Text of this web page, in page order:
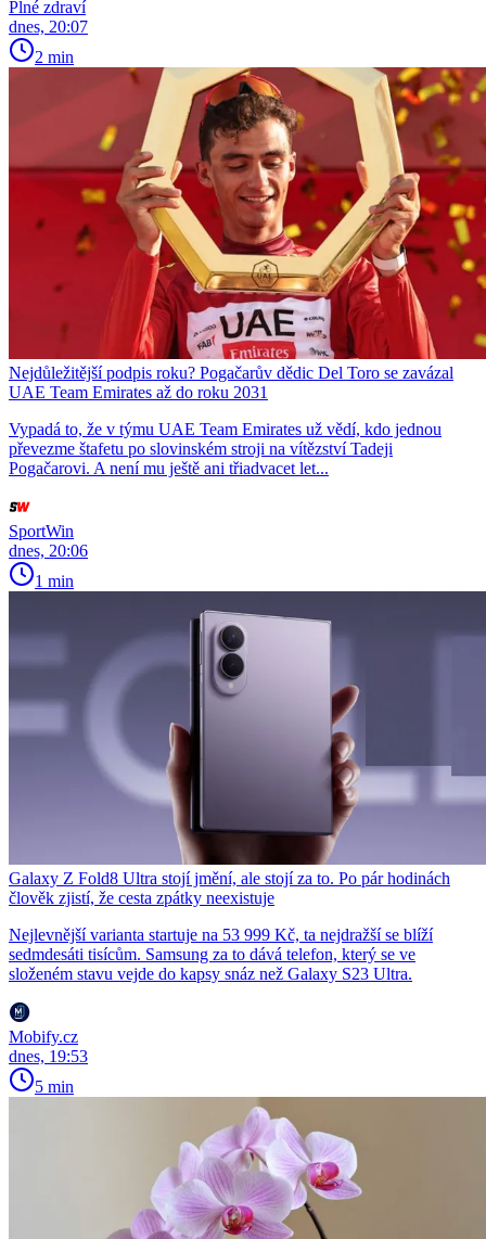
Plné zdraví
dnes, 20:07
2 min
Nejdůležitější podpis roku? Pogačarův dědic Del Toro se zavázal
UAE Team Emirates až do roku 2031
Vypadá to, že v týmu UAE Team Emirates už vědí, kdo jednou
převezme štafetu po slovinském stroji na vítězství Tadeji
Pogačarovi. A není mu ještě ani třiadvacet let...
SportWin
dnes, 20:06
1 min
Galaxy Z Fold8 Ultra stojí jmění, ale stojí za to. Po pár hodinách
člověk zjistí, že cesta zpátky neexistuje
Nejlevnější varianta startuje na 53 999 Kč, ta nejdražší se blíží
sedmdesáti tisícům. Samsung za to dává telefon, který se ve
složeném stavu vejde do kapsy snáz než Galaxy S23 Ultra.
Mobify.cz
dnes, 19:53
5 min